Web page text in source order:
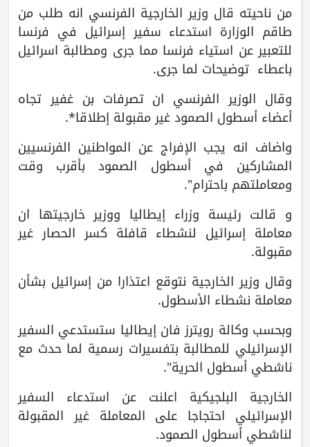
من ناحيته قال وزير الخارجية الفرنسي انه طلب من
طاقم الوزارة استدعاء سفير إسرائيل في فرنسا
للتعبير عن استياء فرنسا مما جرى ومطالبة اسرائيل
باعطاء توضيحات لما جرى.
وقال الوزير الفرنسي ان تصرفات بن غفير تجاه
أعضاء أسطول الصمود غير مقبولة إطلاقا*.
واضاف انه يجب الإفراج عن المواطنين الفرنسيين
المشاركين في أسطول الصمود بأقرب وقت
ومعاملتهم باحترام".
و قالت رئيسة وزراء إيطاليا ووزير خارجيتها ان
معاملة إسرائيل لنشطاء قافلة كسر الحصار غير
مقبولة.
وقال وزير الخارجية نتوقع اعتذارا من إسرائيل بشأن
معاملة نشطاء الأسطول.
وبحسب وكالة رويترز فان إيطاليا ستستدعي السفير
الإسرائيلي للمطالبة بتفسيرات رسمية لما حدث مع
ناشطي أسطول الحرية".
الخارجية البلجيكية اعلنت عن استدعاء السفير
الإسرائيلي احتجاجا على المعاملة غير المقبولة
لناشطي أسطول الصمود.